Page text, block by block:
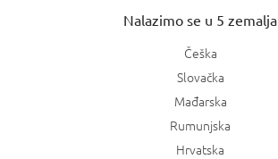
Nalazimo se u 5 zemalja
Češka
Slovačka
Mađarska
Rumunjska
Hrvatska